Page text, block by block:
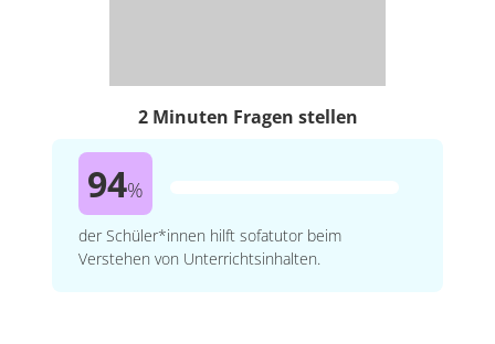
2 Minuten Fragen stellen
94%
der Schüler*innen hilft sofatutor beim
Verstehen von Unterrichtsinhalten.